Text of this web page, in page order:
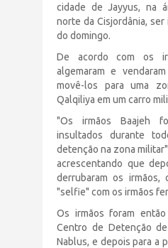
Junte-se a nós
PUBLICAÇÕES
cidade de Jayyus, na
norte da Cisjordânia, ser
do domingo.
De acordo com os
algemaram e
movê-los para uma
Qalqiliya em um carro
"Os irmãos Baajeh
insultados durante
detenção na zona
acrescentando que
derrubaram os irmãos,
"selfie" com os irmãos
Os irmãos foram
Centro de Detenção
Nablus, e depois para a